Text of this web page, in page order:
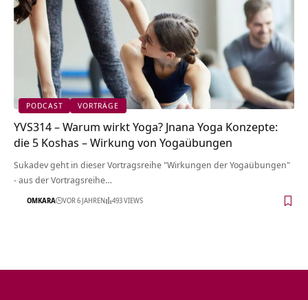
PODCAST VORTRÄGE
YVS314 – Warum wirkt Yoga? Jnana Yoga Konzepte:
die 5 Koshas – Wirkung von Yogaübungen
Sukadev geht in dieser Vortragsreihe "Wirkungen der Yogaübungen"
- aus der Vortragsreihe…
OMKARA VOR 6 JAHREN 493 VIEWS